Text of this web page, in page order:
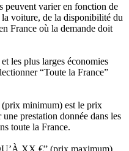
peuvent varier en fonction de
la voiture, de la disponibilité du
France où la demande doit
les plus larges économies
“Toute la France”
minimum) est le prix
prestation donnée dans les
toute la France.
XX €” (prix maximum)